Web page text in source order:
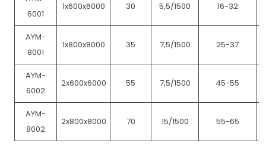
6001
1x600x6000 30 5,5/1500 16-32
AYM-
8001
1x800x8000 35 7,5/1500 25-37
AYM-
6002
2x600x6000 55 7,5/1500 45-55
AYM-
8002
2x800x8000 70 15/1500 55-65